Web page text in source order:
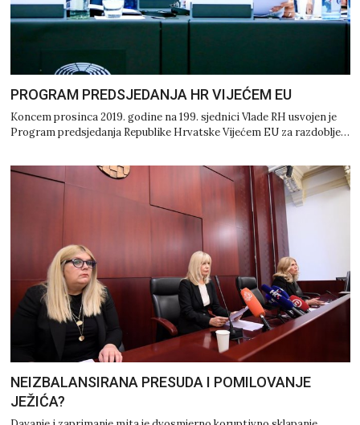
PROGRAM PREDSJEDANJA HR VIJEĆEM EU
Koncem prosinca 2019. godine na 199. sjednici Vlade RH usvojen je
Program predsjedanja Republike Hrvatske Vijećem EU za razdoblje…
NEIZBALANSIRANA PRESUDA I POMILOVANJE
JEŽIĆA?